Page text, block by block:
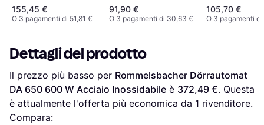
Acciaio Inox
155,45 €
O 3 pagamenti di 51,81 €
91,90 €
O 3 pagamenti di 30,63 €
105,70 €
O 3 pagamenti
Dettagli del prodotto
Il prezzo più basso per Rommelsbacher Dörrautomat
DA 650 600 W Acciaio Inossidabile è 372,49 €. Questa
è attualmente l'offerta più economica da 1 rivenditore.
Compara: